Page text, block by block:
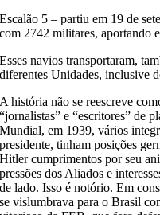
Escalão 5 – partiu em 19 de
com 2742 militares, aportando
Esses navios transportaram,
diferentes Unidades, inclusive
A história não sereescreve
“jornalistas” e “escritores”de
Mundial, em 1939, vários
presidente, tinham posições
Hitlercumprimentos por seu
pressões dos Aliados e
de lado. Isso é notório. Em
se vislumbrava para o Brasil